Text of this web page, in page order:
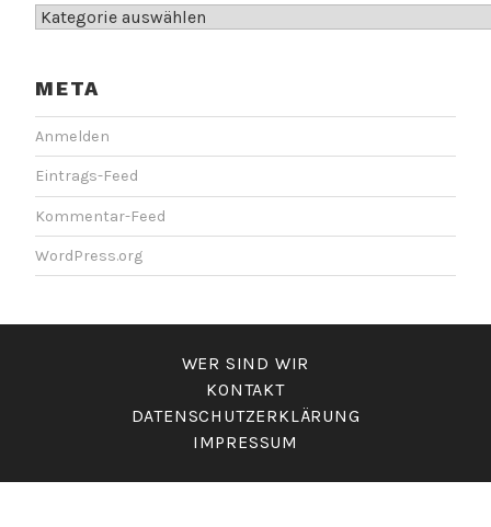
Kategorien
META
Anmelden
Eintrags-Feed
Kommentar-Feed
WordPress.org
WER SIND WIR
KONTAKT
DATENSCHUTZERKLÄRUNG
IMPRESSUM